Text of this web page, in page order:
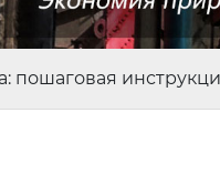
пошаговая